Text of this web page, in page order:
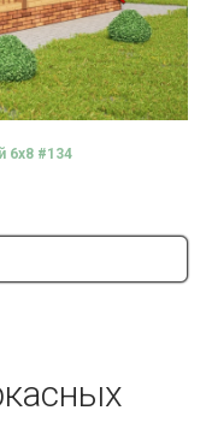
6х8 #134